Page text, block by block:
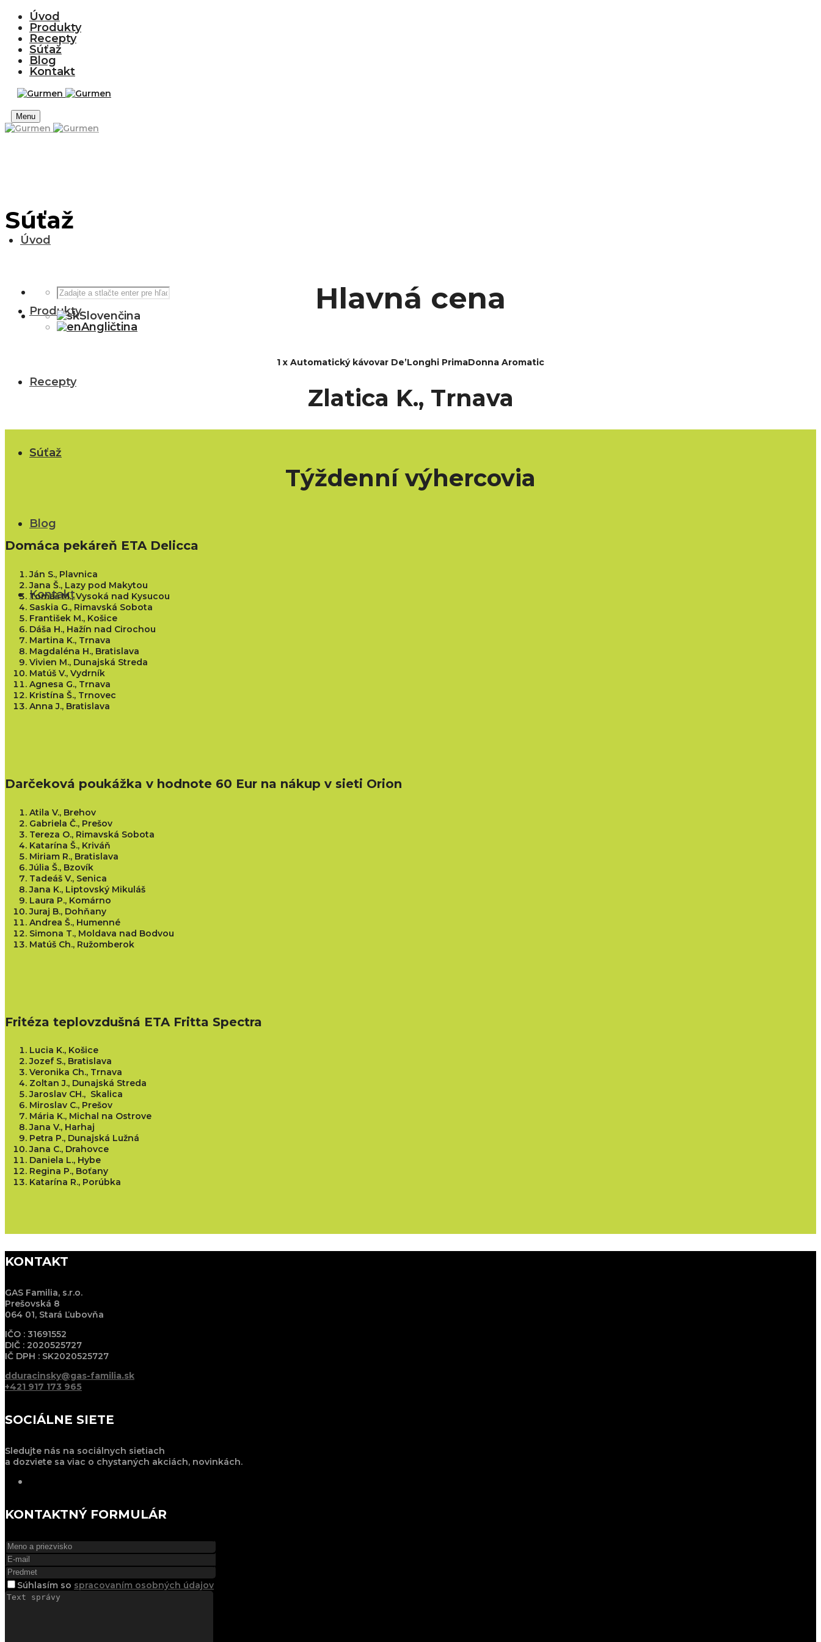
Úvod
Produkty
Recepty
Súťaž
Blog
Kontakt
Menu
Úvod
Produkty
Recepty
Súťaž
Blog
Kontakt
Slovenčina
Angličtina
Súťaž
Hlavná cena
1 x Automatický kávovar De’Longhi PrimaDonna Aromatic
Zlatica K., Trnava
Týždenní výhercovia
Domáca pekáreň ETA Delicca
Ján S., Plavnica
Jana Š., Lazy pod Makytou
Tomáš M., Vysoká nad Kysucou
Saskia G., Rimavská Sobota
František M., Košice
Dáša H., Hažín nad Cirochou
Martina K., Trnava
Magdaléna H., Bratislava
Vivien M., Dunajská Streda
Matúš V., Vydrník
Agnesa G., Trnava
Kristína Š., Trnovec
Anna J., Bratislava
Darčeková poukážka v hodnote 60 Eur na nákup v sieti Orion
Atila V., Brehov
Gabriela Č., Prešov
Tereza O., Rimavská Sobota
Katarína Š., Kriváň
Miriam R., Bratislava
Júlia Š., Bzovík
Tadeáš V., Senica
Jana K., Liptovský Mikuláš
Laura P., Komárno
Juraj B., Dohňany
Andrea Š., Humenné
Simona T., Moldava nad Bodvou
Matúš Ch., Ružomberok
Fritéza teplovzdušná ETA Fritta Spectra
Lucia K., Košice
Jozef S., Bratislava
Veronika Ch., Trnava
Zoltan J., Dunajská Streda
Jaroslav CH., Skalica
Miroslav C., Prešov
Mária K., Michal na Ostrove
Jana V., Harhaj
Petra P., Dunajská Lužná
Jana C., Drahovce
Daniela L., Hybe
Regina P., Boťany
Katarína R., Porúbka
KONTAKT
GAS Familia, s.r.o.
Prešovská 8
064 01, Stará Ľubovňa
IČO : 31691552
DIČ : 2020525727
IČ DPH : SK2020525727
dduracinsky@gas-familia.sk
+421 917 173 965
SOCIÁLNE SIETE
Sledujte nás na sociálnych sietiach
a dozviete sa viac o chystaných akciách, novinkách.
KONTAKTNÝ FORMULÁR
Súhlasím so spracovaním osobných údajov